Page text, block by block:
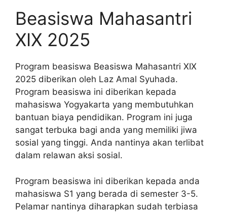
Beasiswa Mahasantri
XIX 2025
Program beasiswa Beasiswa Mahasantri XIX
2025 diberikan oleh Laz Amal Syuhada.
Program beasiswa ini diberikan kepada
mahasiswa Yogyakarta yang membutuhkan
bantuan biaya pendidikan. Program ini juga
sangat terbuka bagi anda yang memiliki jiwa
sosial yang tinggi. Anda nantinya akan terlibat
dalam relawan aksi sosial.
Program beasiswa ini diberikan kepada anda
mahasiswa S1 yang berada di semester 3-5.
Pelamar nantinya diharapkan sudah terbiasa